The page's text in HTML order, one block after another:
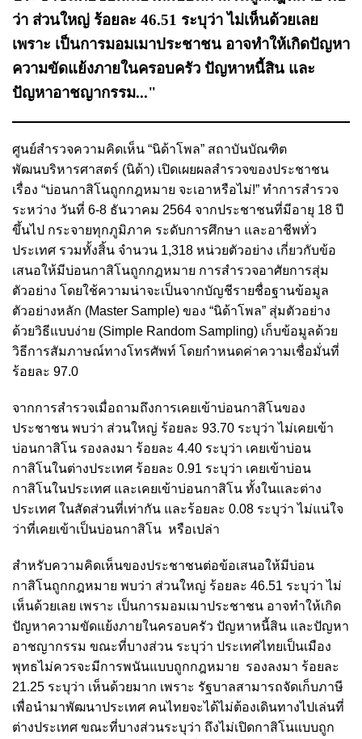
ว่า ส่วนใหญ่ ร้อยละ 46.51 ระบุว่า ไม่เห็นด้วยเลย
เพราะ เป็นการมอมเมาประชาชน อาจทำให้เกิดปัญหา
ความขัดแย้งภายในครอบครัว ปัญหาหนี้สิน และ
ปัญหาอาชญากรรม..."
ศูนย์สำรวจความคิดเห็น “นิด้าโพล” สถาบันบัณฑิต
พัฒนบริหารศาสตร์ (นิด้า) เปิดเผยผลสำรวจของประชาชน
เรื่อง “บ่อนกาสิโนถูกกฎหมาย จะเอาหรือไม่!” ทำการสำรวจ
ระหว่าง วันที่ 6-8 ธันวาคม 2564 จากประชาชนที่มีอายุ 18 ปี
ขึ้นไป กระจายทุกภูมิภาค ระดับการศึกษา และอาชีพทั่ว
ประเทศ รวมทั้งสิ้น จำนวน 1,318 หน่วยตัวอย่าง เกี่ยวกับข้อ
เสนอให้มีบ่อนกาสิโนถูกกฎหมาย การสำรวจอาศัยการสุ่ม
ตัวอย่าง โดยใช้ความน่าจะเป็นจากบัญชีรายชื่อฐานข้อมูล
ตัวอย่างหลัก (Master Sample) ของ “นิด้าโพล” สุ่มตัวอย่าง
ด้วยวิธีแบบง่าย (Simple Random Sampling) เก็บข้อมูลด้วย
วิธีการสัมภาษณ์ทางโทรศัพท์ โดยกำหนดค่าความเชื่อมั่นที่
ร้อยละ 97.0
จากการสำรวจเมื่อถามถึงการเคยเข้าบ่อนกาสิโนของ
ประชาชน พบว่า ส่วนใหญ่ ร้อยละ 93.70 ระบุว่า ไม่เคยเข้า
บ่อนกาสิโน รองลงมา ร้อยละ 4.40 ระบุว่า เคยเข้าบ่อน
กาสิโนในต่างประเทศ ร้อยละ 0.91 ระบุว่า เคยเข้าบ่อน
กาสิโนในประเทศ และเคยเข้าบ่อนกาสิโน ทั้งในและต่าง
ประเทศ ในสัดส่วนที่เท่ากัน และร้อยละ 0.08 ระบุว่า ไม่แน่ใจ
ว่าที่เคยเข้าเป็นบ่อนกาสิโน หรือเปล่า
สำหรับความคิดเห็นของประชาชนต่อข้อเสนอให้มีบ่อน
กาสิโนถูกกฎหมาย พบว่า ส่วนใหญ่ ร้อยละ 46.51 ระบุว่า ไม่
เห็นด้วยเลย เพราะ เป็นการมอมเมาประชาชน อาจทำให้เกิด
ปัญหาความขัดแย้งภายในครอบครัว ปัญหาหนี้สิน และปัญหา
อาชญากรรม ขณะที่บางส่วน ระบุว่า ประเทศไทยเป็นเมือง
พุทธไม่ควรจะมีการพนันแบบถูกกฎหมาย รองลงมา ร้อยละ
21.25 ระบุว่า เห็นด้วยมาก เพราะ รัฐบาลสามารถจัดเก็บภาษี
เพื่อนำมาพัฒนาประเทศ คนไทยจะได้ไม่ต้องเดินทางไปเล่นที่
ต่างประเทศ ขณะที่บางส่วนระบุว่า ถึงไม่เปิดกาสิโนแบบถูก